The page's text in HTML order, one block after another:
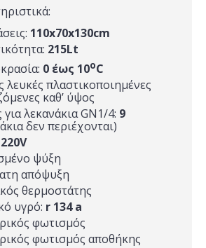
110x70x130cm
215Lt
0 έως 10οC
λευκές πλαστικοποιημένες
καθ’ ύψος
για λεκανάκια GN1/4: 9
δεν περιέχονται)
220V
ψύξη
απόψυξη
θερμοστάτης
υγρό: r 134 a
φωτισμός
φωτισμός αποθήκης